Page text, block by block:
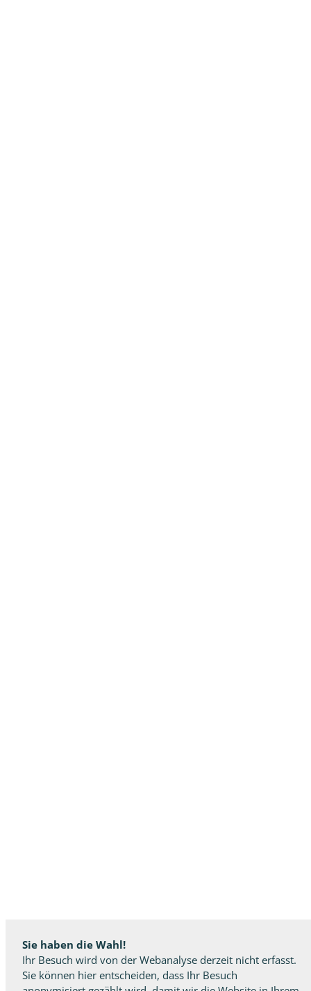
Sie haben die Wahl!
Ihr Besuch wird von der Webanalyse derzeit nicht erfasst.
Sie können hier entscheiden, dass Ihr Besuch